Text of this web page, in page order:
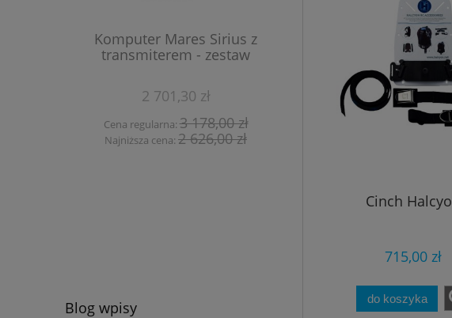
Komputer Mares Sirius z
transmiterem - zestaw
2 701,30 zł
Cena regularna: 3 178,00 zł
Najniższa cena: 2 626,00 zł
Latarka Mares EOS 15
935,00 zł
Cena regularna:1
915,45
Blog wpisy
Cinch
715,00 zł
do koszyka